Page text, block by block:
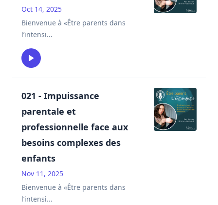
Oct 14, 2025
Bienvenue à «Être parents dans
l’intensi...
021 - Impuissance
parentale et
professionnelle face aux
besoins complexes des
enfants
Nov 11, 2025
Bienvenue à «Être parents dans
l’intensi...